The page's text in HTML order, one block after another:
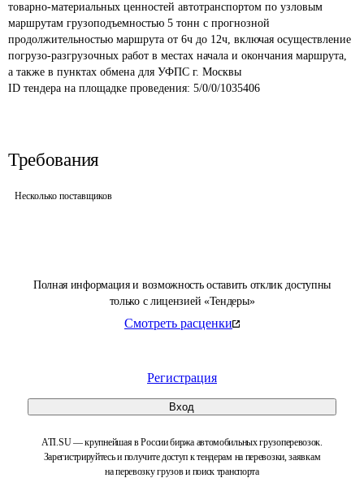
Полная информация и возможность оставить отклик доступны
только с лицензией «Тендеры»
Смотреть расценки
Регистрация
Вход
ATI.SU — крупнейшая в России биржа автомобильных грузоперевозок.
Зарегистрируйтесь и получите доступ к тендерам на перевозки, заявкам
на перевозку грузов и поиск транспорта
товарно-материальных ценностей автотранспортом по узловым
маршрутам грузоподъемностью 5 тонн с прогнозной
продолжительностью маршрута от 6ч до 12ч, включая осуществление
погрузо-разгрузочных работ в местах начала и окончания маршрута,
а также в пунктах обмена для УФПС г. Москвы
ID тендера на площадке проведения: 5/0/0/1035406
Требования
Несколько поставщиков